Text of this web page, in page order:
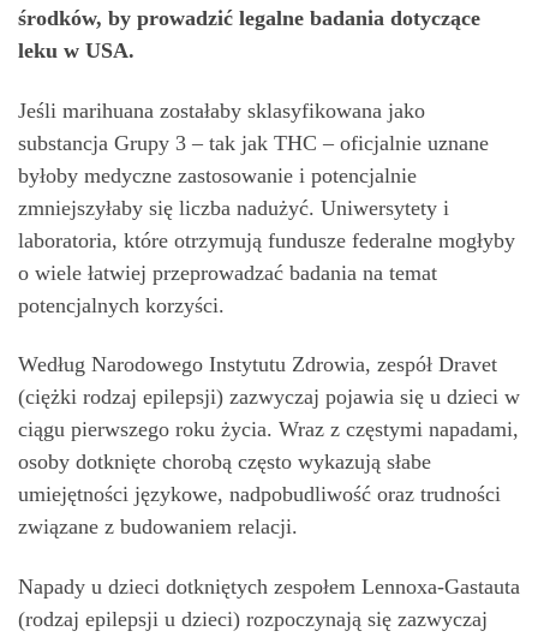
środków, by prowadzić legalne badania dotyczące
leku w USA.
Jeśli marihuana zostałaby sklasyfikowana jako
substancja Grupy 3 – tak jak THC – oficjalnie uznane
byłoby medyczne zastosowanie i potencjalnie
zmniejszyłaby się liczba nadużyć. Uniwersytety i
laboratoria, które otrzymują fundusze federalne mogłyby
o wiele łatwiej przeprowadzać badania na temat
potencjalnych korzyści.
Według Narodowego Instytutu Zdrowia, zespół Dravet
(ciężki rodzaj epilepsji) zazwyczaj pojawia się u dzieci w
ciągu pierwszego roku życia. Wraz z częstymi napadami,
osoby dotknięte chorobą często wykazują słabe
umiejętności językowe, nadpobudliwość oraz trudności
związane z budowaniem relacji.
Napady u dzieci dotkniętych zespołem Lennoxa-Gastauta
(rodzaj epilepsji u dzieci) rozpoczynają się zazwyczaj